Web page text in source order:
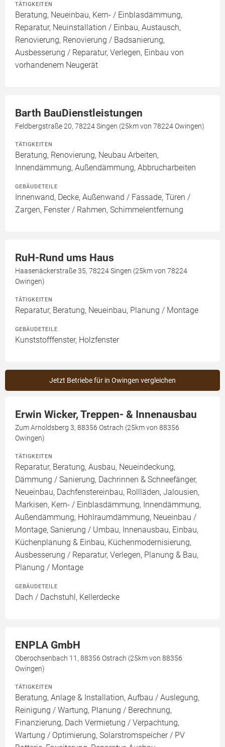
TÄTIGKEITEN
Beratung, Neueinbau, Kern- / Einblasdämmung,
Reparatur, Neuinstallation / Einbau, Austausch,
Renovierung, Renovierung / Badsanierung,
Ausbesserung / Reparatur, Verlegen, Einbau von
vorhandenem Neugerät
Barth BauDienstleistungen
Feldbergstraße 20, 78224 Singen (25km von 78224 Owingen)
TÄTIGKEITEN
Beratung, Renovierung, Neubau Arbeiten,
Innendämmung, Außendämmung, Abbrucharbeiten
GEBÄUDETEILE
Innenwand, Decke, Außenwand / Fassade, Türen /
Zargen, Fenster / Rahmen, Schimmelentfernung
RuH-Rund ums Haus
Haasenäckerstraße 35, 78224 Singen (25km von 78224
Owingen)
TÄTIGKEITEN
Reparatur, Beratung, Neueinbau, Planung / Montage
GEBÄUDETEILE
Kunststofffenster, Holzfenster
Jetzt Betriebe für in Owingen vergleichen
Erwin Wicker, Treppen- & Innenausbau
Zum Arnoldsberg 3, 88356 Ostrach (25km von 88356
Owingen)
TÄTIGKEITEN
Reparatur, Beratung, Ausbau, Neueindeckung,
Dämmung / Sanierung, Dachrinnen & Schneefänger,
Neueinbau, Dachfenstereinbau, Rollläden, Jalousien,
Markisen, Kern- / Einblasdämmung, Innendämmung,
Außendämmung, Hohlraumdämmung, Neueinbau /
Montage, Sanierung / Umbau, Innenausbau, Einbau,
Küchenplanung & Einbau, Küchenmodernisierung,
Ausbesserung / Reparatur, Verlegen, Planung & Bau,
Planung / Montage
GEBÄUDETEILE
Dach / Dachstuhl, Kellerdecke
ENPLA GmbH
Oberochsenbach 11, 88356 Ostrach (25km von 88356
Owingen)
TÄTIGKEITEN
Beratung, Anlage & Installation, Aufbau / Auslegung,
Reinigung / Wartung, Planung / Berechnung,
Finanzierung, Dach Vermietung / Verpachtung,
Wartung / Optimierung, Solarstromspeicher / PV